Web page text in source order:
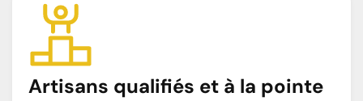
Artisans qualifiés et à la pointe